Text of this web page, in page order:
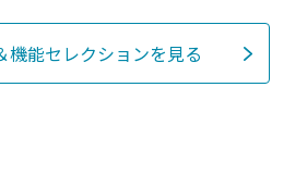
機能セレクションを見る